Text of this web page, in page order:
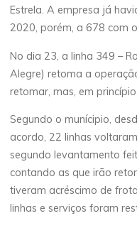
Estrela. A empresa já
2020, porém, a 678 com
No dia 23, a linha 349 –
Alegre) retoma a
retomar, mas, em
Segundo o munícipio,
acordo, 22 linhas
segundo levantamento
contando as que irão
tiveram acréscimo de
linhas e serviços foram